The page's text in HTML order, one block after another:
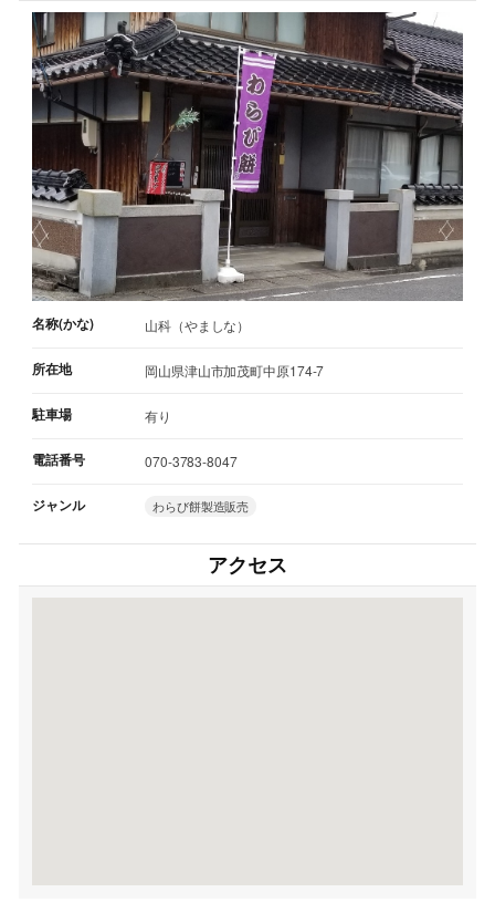
名称(かな) 山科（やましな）
所在地 岡山県津山市加茂町中原174-7
駐車場 有り
電話番号 070-3783-8047
ジャンル わらび餅製造販売
アクセス